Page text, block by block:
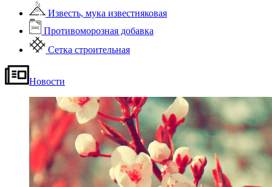
Известь, мука известняковая
Противоморозная добавка
Сетка строительная
Новости